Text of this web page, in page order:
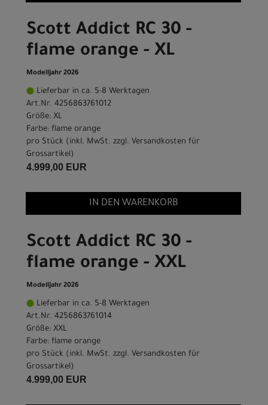
Scott Addict RC 30 -
flame orange - XL
Modelljahr 2026
Lieferbar in ca. 5-8 Werktagen
Art.Nr. 4256863761012
Größe: XL
Farbe: flame orange
pro Stück (inkl. MwSt. zzgl. Versandkosten für
Grossartikel)
4.999,00 EUR
IN DEN WARENKORB
Scott Addict RC 30 -
flame orange - XXL
Modelljahr 2026
Lieferbar in ca. 5-8 Werktagen
Art.Nr. 4256863761014
Größe: XXL
Farbe: flame orange
pro Stück (inkl. MwSt. zzgl. Versandkosten für
Grossartikel)
4.999,00 EUR